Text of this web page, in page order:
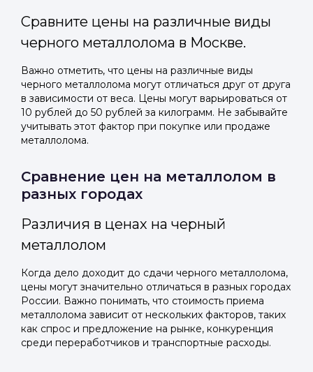
Сравните цены на различные виды
черного металлолома в Москве.
Важно отметить, что цены на различные виды
черного металлолома могут отличаться друг от друга
в зависимости от веса. Цены могут варьироваться от
10 рублей до 50 рублей за килограмм. Не забывайте
учитывать этот фактор при покупке или продаже
металлолома.
Сравнение цен на металлолом в
разных городах
Различия в ценах на черный
металлолом
Когда дело доходит до сдачи черного металлолома,
цены могут значительно отличаться в разных городах
России. Важно понимать, что стоимость приема
металлолома зависит от нескольких факторов, таких
как спрос и предложение на рынке, конкуренция
среди переработчиков и транспортные расходы.